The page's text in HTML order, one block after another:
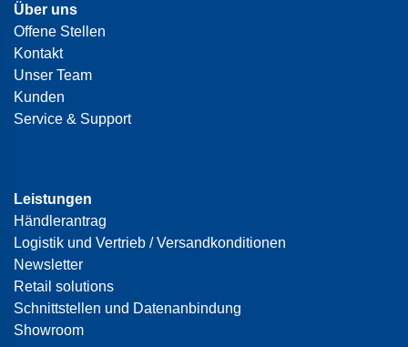
Über uns
Offene Stellen
Kontakt
Unser Team
Kunden
Service & Support
Leistungen
Händlerantrag
Logistik und Vertrieb / Versandkonditionen
Newsletter
Retail solutions
Schnittstellen und Datenanbindung
Showroom